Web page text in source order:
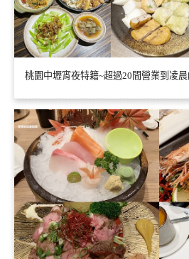
桃園中壢宵夜特籍~超過20間營業到凌